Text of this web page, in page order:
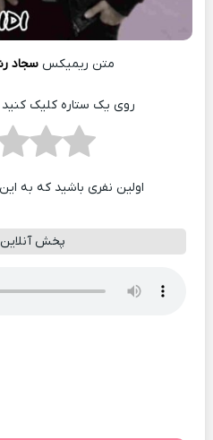
متن ریمیکسسجاد
روی یک ستاره کلیک کنید
اولین نفری باشید که به
پخش